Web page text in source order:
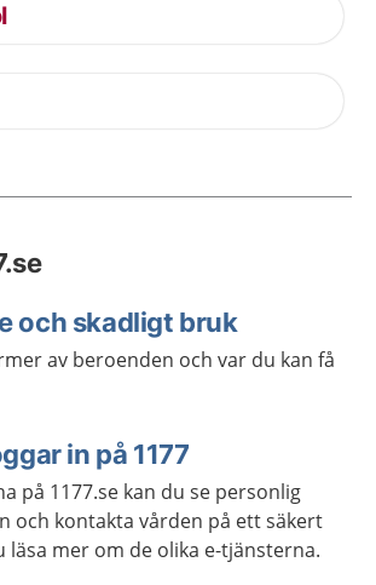
och skadligt bruk
av beroenden och var du kan få
in på 1177
på 1177.se kan du se personlig
och kontakta vården på ett säkert
läsa mer om de olika e-tjänsterna.